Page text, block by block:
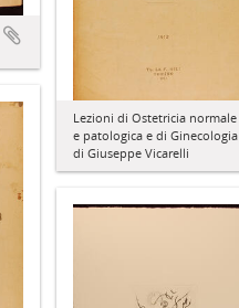
Lezioni di Ostetricia normale
e patologica e di Ginecologia
di Giuseppe Vicarelli